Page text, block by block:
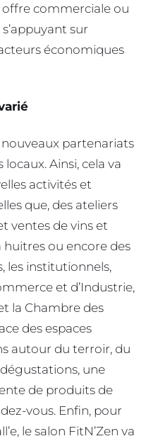
offre commerciale ou
sur
économiques
partenariats
Ainsi, cela va
activités et
que, des ateliers
ventes de vins et
huitres ou encore des
les institutionnels,
et d’Industrie,
la Chambre des
des espaces
autour du terroir, du
une
de produits de
vous. Enfin, pour
le salon FitN’Zen va